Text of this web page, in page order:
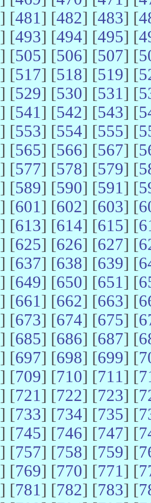
] [481] [482] [483] [
] [493] [494] [495] [
] [505] [506] [507] [
] [517] [518] [519] [
] [529] [530] [531] [
] [541] [542] [543] [
] [553] [554] [555] [
] [565] [566] [567] [
] [577] [578] [579] [
] [589] [590] [591] [
] [601] [602] [603] [
] [613] [614] [615] [
] [625] [626] [627] [
] [637] [638] [639] [
] [649] [650] [651] [
] [661] [662] [663] [
] [673] [674] [675] [
] [685] [686] [687] [
] [697] [698] [699] [
] [709] [710] [711] [
] [721] [722] [723] [
] [733] [734] [735] [
] [745] [746] [747] [
] [757] [758] [759] [
] [769] [770] [771] [
] [781] [782] [783] [